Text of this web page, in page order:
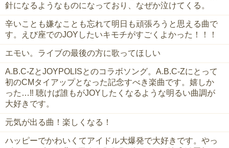
針になるようなものになっており、なぜか泣けてくる。
辛いことも嫌なことも忘れて明日も頑張ろうと思える曲で
す。えび座でのJOYしたいキモチがすごくよかった！！！
エモい。ライブの最後の方に歌ってほしい
A.B.C-ZとJOYPOLISとのコラボソング。A.B.C-Zにとって
初のCMタイアップとなった記念すべき楽曲です。嬉しか
った…‼ 聴けば誰もがJOYしたくなるような明るい曲調が
大好きです。
元気が出る曲！楽しくなる！
ハッピーでかわいくてアイドル大爆発で大好きです。やっ